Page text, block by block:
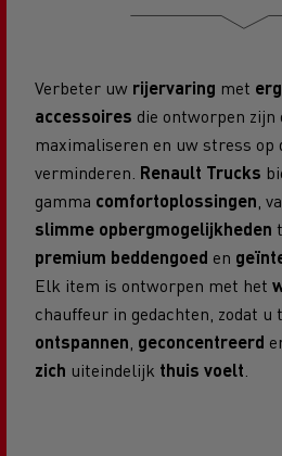
Verbeter uw rijervaring met
accessoires die ontworpen zijn
maximaliseren en uw stress op
verminderen. Renault Trucks
gamma comfortoplossingen ,
slimme opbergmogelijkheden
premium beddengoed en
Elk item is ontworpen met het
chauffeur in gedachten, zodat
ontspannen geconcentreerd
zich uiteindelijk thuis voelt